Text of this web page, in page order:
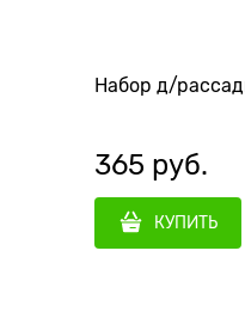
Набор д/
365 руб.
КУПИТЬ